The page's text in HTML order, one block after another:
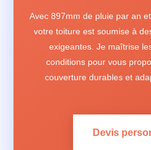
Avec 897mm de pluie par an
votre toiture est soumise à
exigeantes. Je maîtrise
conditions pour vous
couverture durables et
Devis